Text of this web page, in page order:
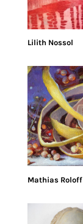
Lilith Nossol
Mathias Roloff